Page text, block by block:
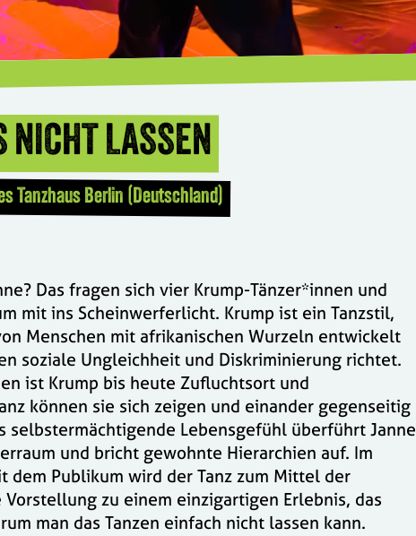
NICHT LASSEN
Tanzhaus Berlin (Deutschland)
Das fragen sich vier Krump-Tänzer*innen und
mit ins Scheinwerferlicht. Krump ist ein Tanzstil,
Menschen mit afrikanischen Wurzeln entwickelt
soziale Ungleichheit und Diskriminierung richtet.
ist Krump bis heute Zufluchtsort und
können sie sich zeigen und einander gegenseitig
selbstermächtigende Lebensgefühl überführt Janne
und bricht gewohnte Hierarchien auf. Im
dem Publikum wird der Tanz zum Mittel der
zu einem einzigartigen Erlebnis, das
man das Tanzen einfach nicht lassen kann.